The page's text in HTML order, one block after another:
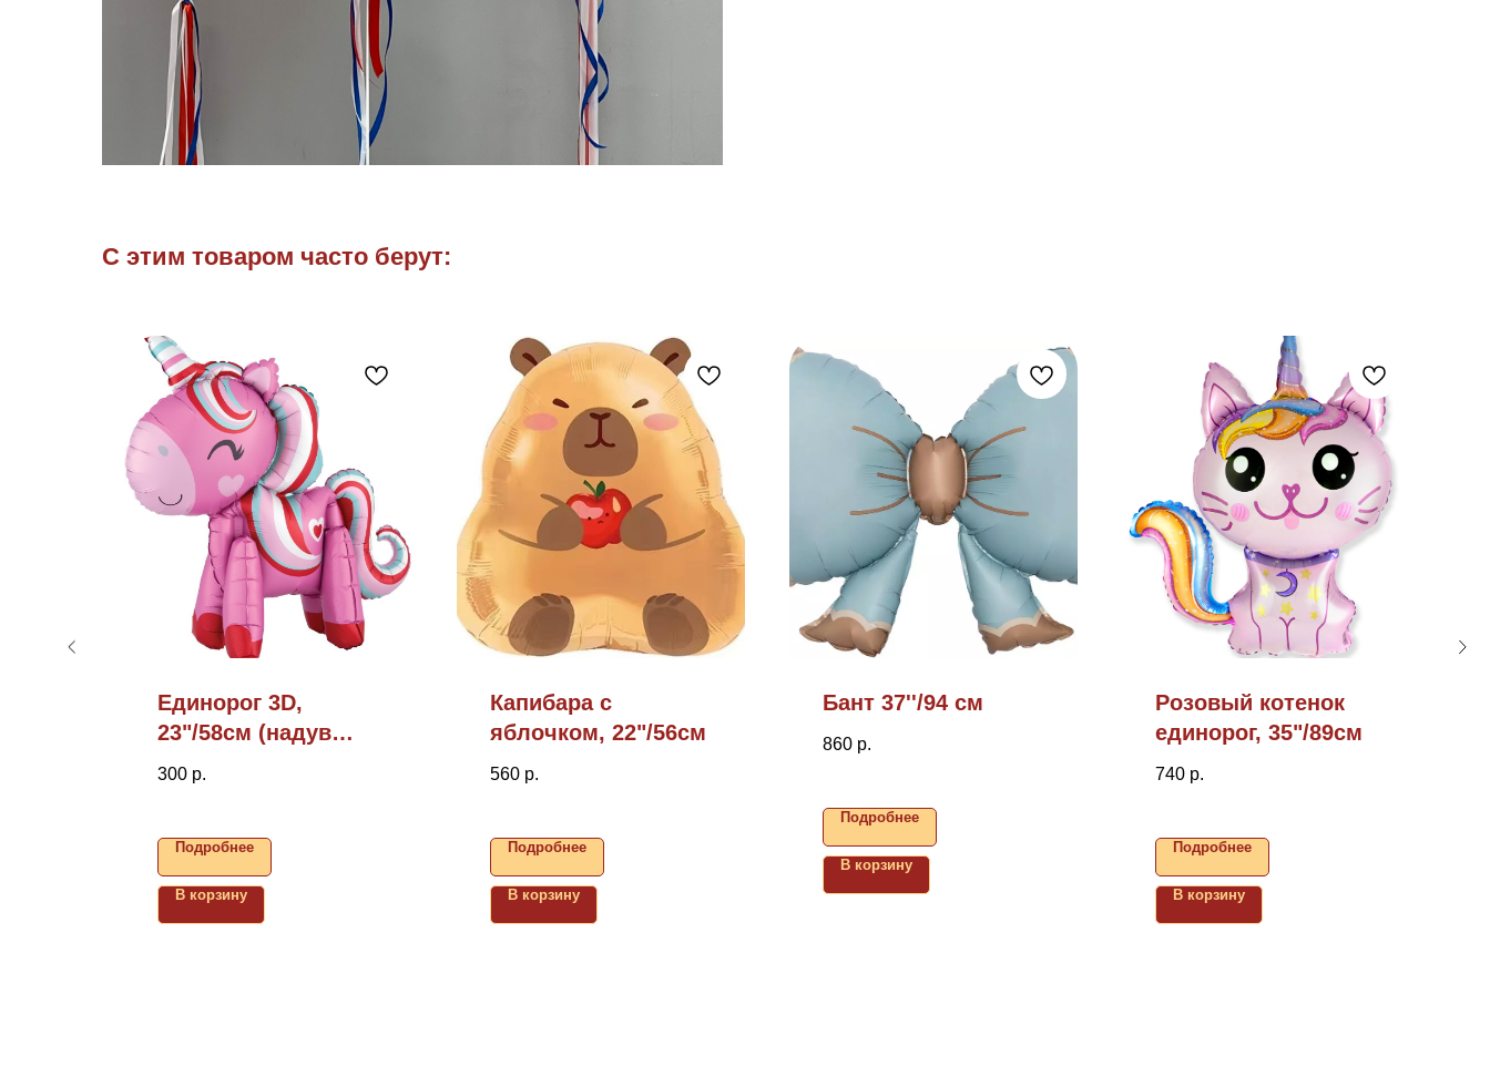
С этим товаром часто берут:
Единорог 3D,
23"/58см (надув
воздухом)
300 р.
Подробнее
В корзину
Капибара с
яблочком, 22"/56см
560 р.
Подробнее
В корзину
Бант 37''/94 см
860 р.
Подробнее
В корзину
Розовый котенок
единорог, 35"/89см
740 р.
Подробнее
В корзину